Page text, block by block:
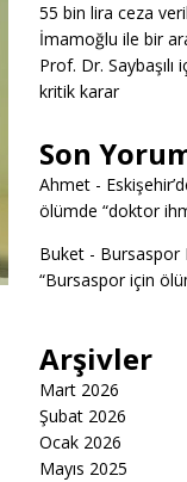
55 bin lira ceza
İmamoğlu ile bir
Prof. Dr.
kritik karar
Son
Ahmet-
ölümde “doktor
Buket- Bursaspor
“Bursaspor için
Arşivler
Mart 2026
Şubat 2026
Ocak 2026
Mayıs 2025